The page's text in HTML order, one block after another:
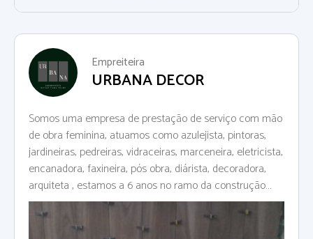
Empreiteira
URBANA DECOR
Somos uma empresa de prestação de serviço com mão
de obra feminina, atuamos como azulejista, pintoras,
jardineiras, pedreiras, vidraceiras, marceneira, eletricista,
encanadora, faxineira, pós obra, diárista, decoradora,
arquiteta , estamos a 6 anos no ramo da construção
civil construindo e reformando casas, prédios, escolas,